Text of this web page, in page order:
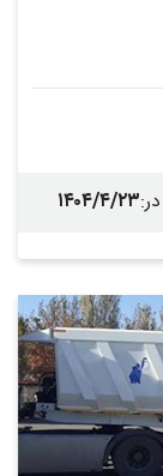
:۱۴۰۴/۴/۲۳